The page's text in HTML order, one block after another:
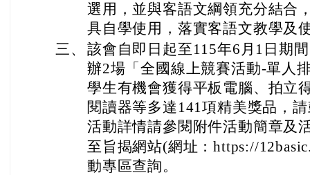
選用，並與客語文綱領充分結合
具自學使用，落實客語文教學及
三、 該會自即日起至115年6月1日期
辦2場「全國線上競賽活動-單人
學生有機會獲得平板電腦、拍立
閱讀器等多達141項精美獎品，
活動詳情請參閱附件活動簡章及
至旨揭網站(網址：https://
動專區查詢。